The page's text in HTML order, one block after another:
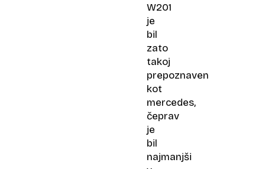
W201
je
bil
zato
takoj
prepoznaven
kot
mercedes,
čeprav
je
bil
najmanjši